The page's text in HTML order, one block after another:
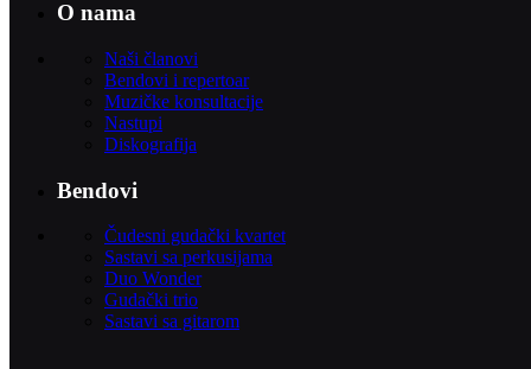
O nama
Naši članovi
Bendovi i repertoar
Muzičke konsultacije
Nastupi
Diskografija
Bendovi
Čudesni gudački kvartet
Sastavi sa perkusijama
Duo Wonder
Gudački trio
Sastavi sa gitarom